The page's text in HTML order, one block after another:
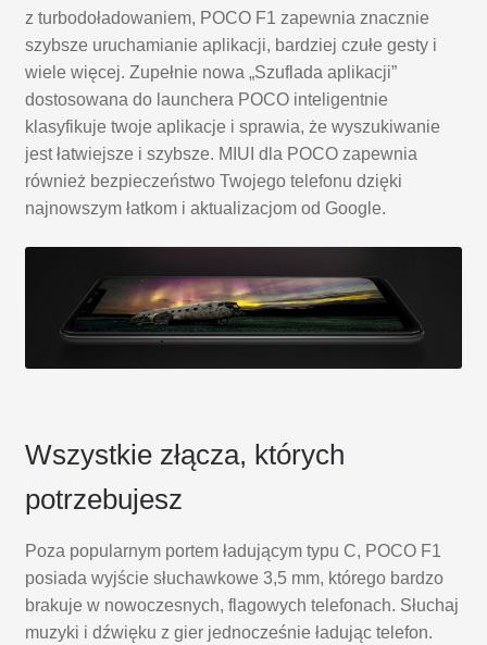
z turbodoładowaniem, POCO F1 zapewnia znacznie
szybsze uruchamianie aplikacji, bardziej czułe gesty i
wiele więcej. Zupełnie nowa „Szuflada aplikacji”
dostosowana do launchera POCO inteligentnie
klasyfikuje twoje aplikacje i sprawia, że wyszukiwanie
jest łatwiejsze i szybsze. MIUI dla POCO zapewnia
również bezpieczeństwo Twojego telefonu dzięki
najnowszym łatkom i aktualizacjom od Google.
Wszystkie złącza, których
potrzebujesz
Poza popularnym portem ładującym typu C, POCO F1
posiada wyjście słuchawkowe 3,5 mm, którego bardzo
brakuje w nowoczesnych, flagowych telefonach. Słuchaj
muzyki i dźwięku z gier jednocześnie ładując telefon.